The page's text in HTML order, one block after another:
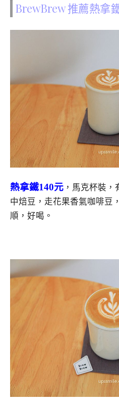
BrewBrew 推薦熱拿
熱拿鐵140元 ，馬克杯裝
中焙豆，走花果香氣咖啡豆
順，好喝。